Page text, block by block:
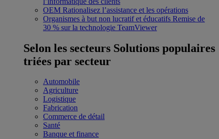
OEM Rationalisez l’assistance et les opérations
Organismes à but non lucratif et éducatifs Remise de
30 % sur la technologie TeamViewer
Selon les secteurs Solutions populaires
triées par secteur
Automobile
Agriculture
Logistique
Fabrication
Commerce de détail
Santé
Banque et finance